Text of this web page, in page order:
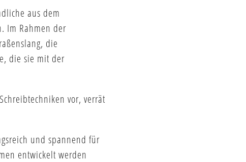
aus dem
Im Rahmen der
die
die sie mit der
vor, verrät
und spannend für
entwickelt werden